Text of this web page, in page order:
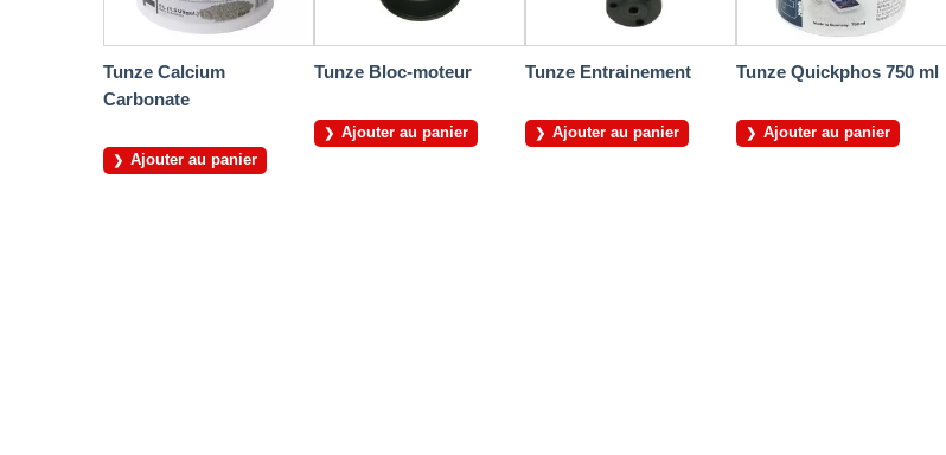
Tunze Calcium
Carbonate
Ajouter au panier
Tunze Bloc-moteur
Ajouter au panier
Tunze Entrainement
Ajouter au panier
Tunze Quickphos 750 ml
Ajouter au panier